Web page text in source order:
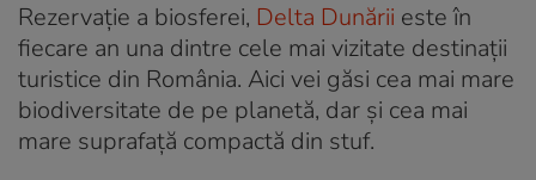
Rezervație a biosferei, Delta Dunării este în
fiecare an una dintre cele mai vizitate destinații
turistice din România. Aici vei găsi cea mai mare
biodiversitate de pe planetă, dar și cea mai
mare suprafață compactă din stuf.